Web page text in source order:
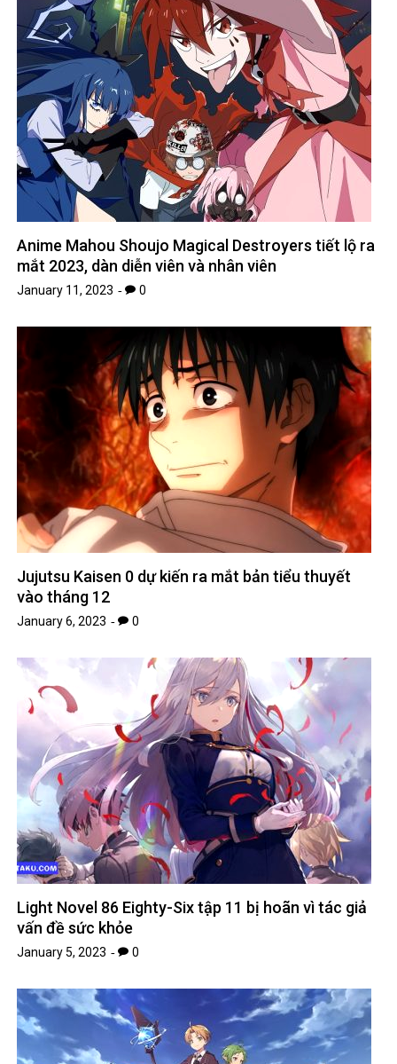
Anime Mahou Shoujo Magical Destroyers tiết lộ ra
mắt 2023, dàn diễn viên và nhân viên
January 11, 2023 0
Jujutsu Kaisen 0 dự kiến ​​ra mắt bản tiểu thuyết
vào tháng 12
January 6, 2023 0
Light Novel 86 Eighty-Six tập 11 bị hoãn vì tác giả
vấn đề sức khỏe
January 5, 2023 0